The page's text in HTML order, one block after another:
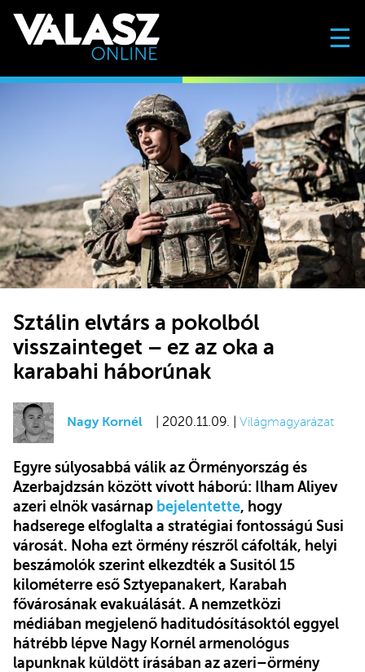
☰
Sztálin elvtárs a pokolból
visszainteget – ez az oka a
karabahi háborúnak
Nagy Kornél | 2020.11.09. | Világmagyarázat
Egyre súlyosabbá válik az Örményország és
Azerbajdzsán között vívott háború: Ilham Aliyev
azeri elnök vasárnap bejelentette, hogy
hadserege elfoglalta a stratégiai fontosságú Susi
városát. Noha ezt örmény részről cáfolták, helyi
beszámolók szerint elkezdték a Susitól 15
kilométerre eső Sztyepanakert, Karabah
fővárosának evakuálását. A nemzetközi
médiában megjelenő haditudósításoktól eggyel
hátrébb lépve Nagy Kornél armenológus
lapunknak küldött írásában az azeri–örmény